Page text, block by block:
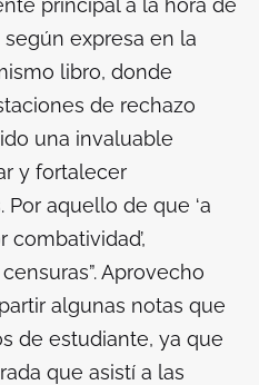
expresa en la
libro, donde
de rechazo
una invaluable
y fortalecer
Por aquello de que ‘a
Aprovecho
algunas notas que
de estudiante, ya que
que asistí a las